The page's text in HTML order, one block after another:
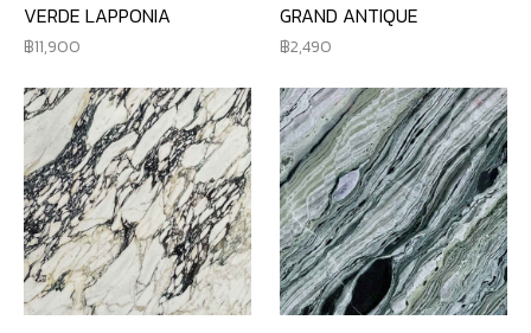
VERDE LAPPONIA
11,900
GRAND ANTIQUE
2,490